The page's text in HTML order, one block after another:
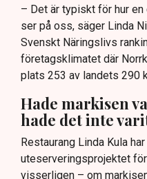
– Det är typiskt för hur
ser på oss, säger Linda
Svenskt Näringslivs
företagsklimatet där
plats 253 av landets 290
Hade markisen
hade det inte
Restaurang Linda Kula
uteserveringsprojektet
visserligen – om